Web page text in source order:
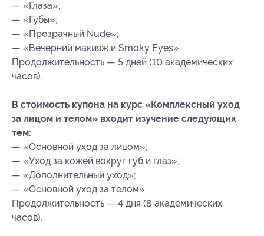
— «Глаза»;
— «Губы»;
— «Прозрачный Nude»;
— «Вечерний макияж и Smoky Eyes».
Продолжительность — 5 дней (10 академических
часов).
В стоимость купона на курс «Комплексный уход
за лицом и телом» входит изучение следующих
тем:
— «Основной уход за лицом»;
— «Уход за кожей вокруг губ и глаз»;
— «Дополнительный уход»;
— «Основной уход за телом».
Продолжительность — 4 дня (8 академических
часов).